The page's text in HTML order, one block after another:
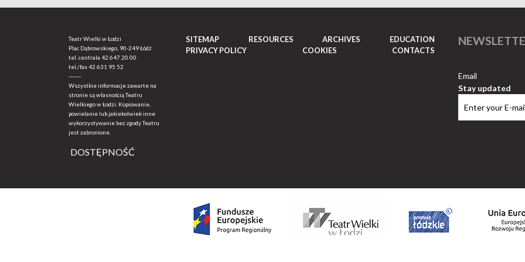
Teatr Wielki w Łodzi
Plac Dąbrowskiego, 90-249 Łódź
tel. centrala 42 647 20 00
tel./fax42 631 95 52
-------
Wszystkie informacje zawarte na
stronie są własnością Teatru
Wielkiego w Łodzi. Kopiowanie,
powielanie lub jakiekolwiek inne
wykorzystywanie bez zgody Teatru
jest zabronione.
DOSTĘPNOŚĆ
SITEMAP RESOURCES ARCHIVES
EDUCATION
PRIVACY POLICY
COOKIES CONTACTS
Email
Stay updated